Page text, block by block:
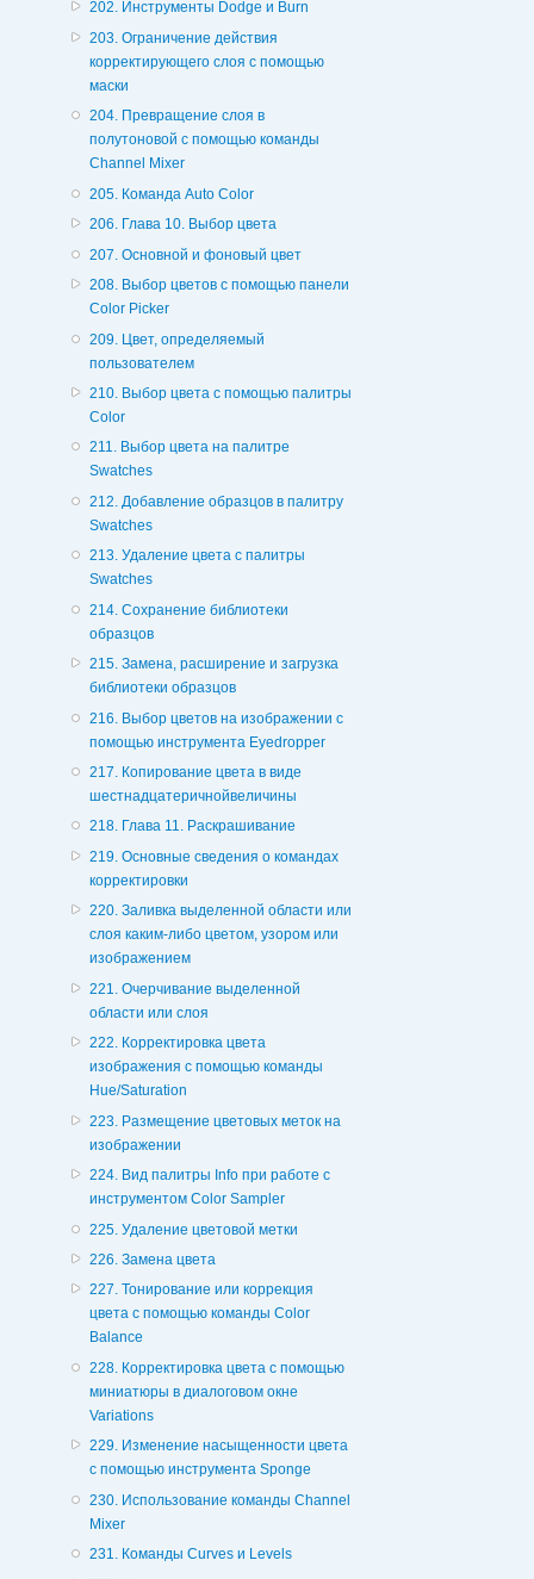
202. Инструменты Dodge и Burn
203. Ограничение действия
корректирующего слоя с помощью
маски
204. Превращение слоя в
полутоновой с помощью команды
Channel Mixer
205. Команда Auto Color
206. Глава 10. Выбор цвета
207. Основной и фоновый цвет
208. Выбор цветов с помощью панели
Color Picker
209. Цвет, определяемый
пользователем
210. Выбор цвета с помощью палитры
Color
211. Выбор цвета на палитре
Swatches
212. Добавление образцов в палитру
Swatches
213. Удаление цвета с палитры
Swatches
214. Сохранение библиотеки
образцов
215. Замена, расширение и загрузка
библиотеки образцов
216. Выбор цветов на изображении с
помощью инструмента Eyedropper
217. Копирование цвета в виде
шестнадцатеричнойвеличины
218. Глава 11. Раскрашивание
219. Основные сведения о командах
корректировки
220. Заливка выделенной области или
слоя каким-либо цветом, узором или
изображением
221. Очерчивание выделенной
области или слоя
222. Корректировка цвета
изображения с помощью команды
Hue/Saturation
223. Размещение цветовых меток на
изображении
224. Вид палитры Info при работе с
инструментом Color Sampler
225. Удаление цветовой метки
226. Замена цвета
227. Тонирование или коррекция
цвета с помощью команды Color
Balance
228. Корректировка цвета с помощью
миниатюры в диалоговом окне
Variations
229. Изменение насыщенности цвета
с помощью инструмента Sponge
230. Использование команды Channel
Mixer
231. Команды Curves и Levels